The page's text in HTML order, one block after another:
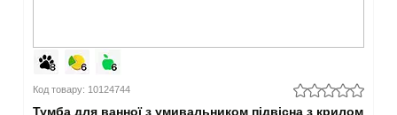
Код товару: 10124744
Тумба для ванної з умивальником підвісна з крилом